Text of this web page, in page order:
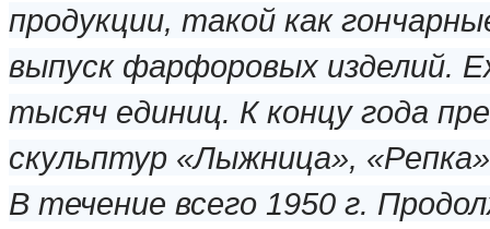
продукции, такой как
выпуск фарфоровых изделий.
тысяч единиц. К концу года
скульптур «Лыжница»,
В течение всего 1950 г.